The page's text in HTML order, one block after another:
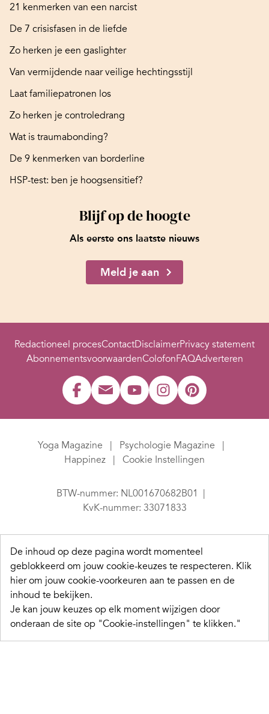
21 kenmerken van een narcist
De 7 crisisfasen in de liefde
Zo herken je een gaslighter
Van vermijdende naar veilige hechtingsstijl
Laat familiepatronen los
Zo herken je controledrang
Wat is traumabonding?
De 9 kenmerken van borderline
HSP-test: ben je hoogsensitief?
Blijf op de hoogte
Als eerste ons laatste nieuws
Meld je aan
Redactioneel procesContactDisclaimerPrivacy statement
AbonnementsvoorwaardenColofonFAQAdverteren
Yoga Magazine
Psychologie Magazine
Happinez
Cookie Instellingen
BTW-nummer: NL001670682B01
KvK-nummer: 33071833
De inhoud op deze pagina wordt momenteel
geblokkeerd om jouw cookie-keuzes te respecteren. Klik
hier om jouw cookie-voorkeuren aan te passen en de
inhoud te bekijken.
Je kan jouw keuzes op elk moment wijzigen door
onderaan de site op "Cookie-instellingen" te klikken."